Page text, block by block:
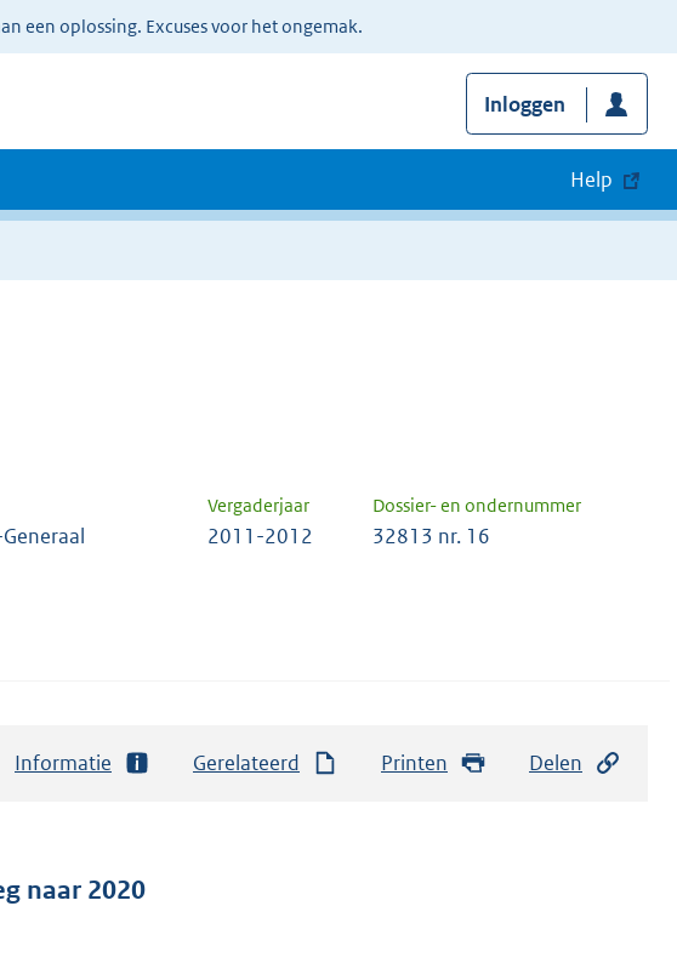
een oplossing. Excuses voor het ongemak.
Inloggen
Help
Vergaderjaar Dossier- en ondernummer
2011-2012 32813 nr. 16
Informatie Gerelateerd Printen Delen
naar 2020